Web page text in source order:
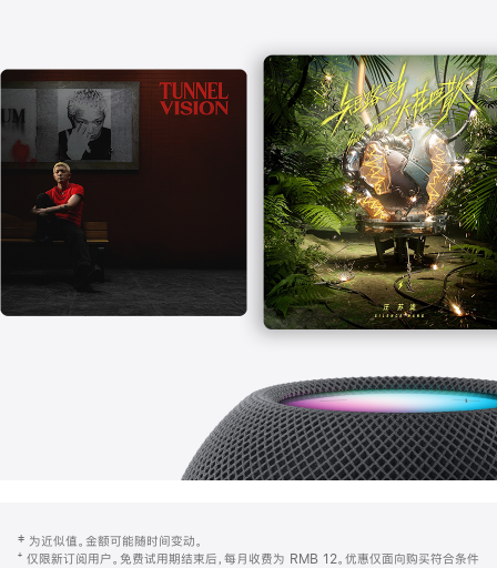
口
中
打
开)
页
注
‡ 为近似值。金额可能随时间变动。
⁺ 仅限新订阅用户。免费试用期结束后，每月收费为 RMB 12。优惠仅面向购买符合条件